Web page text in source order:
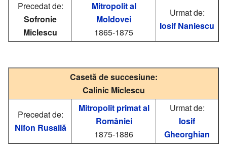
Precedat de:
Sofronie
Miclescu
Mitropolit al
Moldovei
1865-1875
Urmat de:
Iosif Naniescu
Casetă de succesiune:
Calinic Miclescu
Precedat de:
Nifon Rusailă
Mitropolit primat al
României
1875-1886
Urmat de:
Iosif
Gheorghian